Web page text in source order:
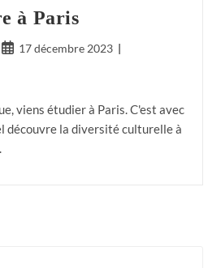
à Paris
17 décembre 2023
viens étudier à Paris. C'est avec
découvre la diversité culturelle à